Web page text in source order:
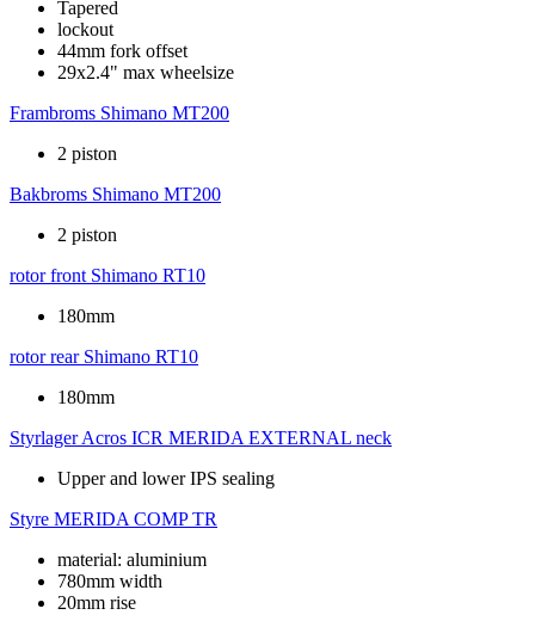
Tapered
lockout
44mm fork offset
29x2.4" max wheelsize
Frambroms Shimano MT200
2 piston
Bakbroms Shimano MT200
2 piston
rotor front Shimano RT10
180mm
rotor rear Shimano RT10
180mm
Styrlager Acros ICR MERIDA EXTERNAL neck
Upper and lower IPS sealing
Styre MERIDA COMP TR
material: aluminium
780mm width
20mm rise